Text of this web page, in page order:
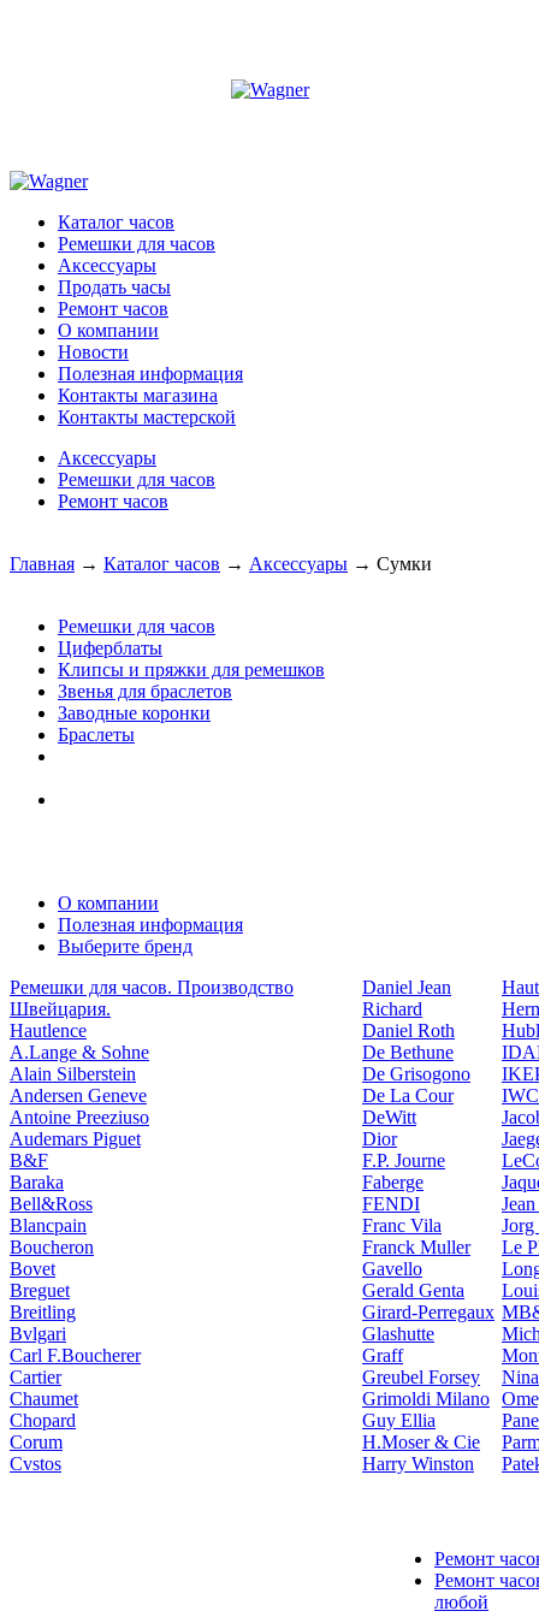
Каталог часов
Ремешки для часов
Аксессуары
Продать часы
Ремонт часов
О компании
Новости
Полезная информация
Контакты магазина
Контакты мастерской
Аксессуары
Ремешки для часов
Ремонт часов
Главная → Каталог часов → Аксессуары → Сумки
Ремешки для часов
Циферблаты
Клипсы и пряжки для ремешков
Звенья для браслетов
Заводные коронки
Браслеты
О компании
Полезная информация
Выберите бренд
Ремешки для часов. Производство
Швейцария.
Hautlence
A.Lange & Sohne
Alain Silberstein
Andersen Geneve
Antoine Preeziuso
Audemars Piguet
B&F
Baraka
Bell&Ross
Blancpain
Boucheron
Bovet
Breguet
Breitling
Bvlgari
Carl F.Boucherer
Cartier
Chaumet
Chopard
Corum
Cvstos
Daniel Jean
Richard
Daniel Roth
De Bethune
De Grisogono
De La Cour
DeWitt
Dior
F.P. Journe
Faberge
FENDI
Franc Vila
Franck Muller
Gavello
Gerald Genta
Girard-Perregaux
Glashutte
Graff
Greubel Forsey
Grimoldi Milano
Guy Ellia
H.Moser & Cie
Harry Winston
IWC
Le
Ремонт
Ремонт
любой